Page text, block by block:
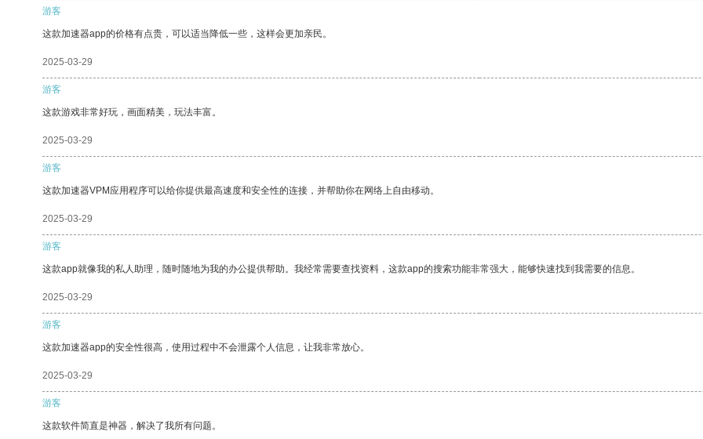
游客
这款加速器app的价格有点贵，可以适当降低一些，这样会更加亲民。
2025-03-29
游客
这款游戏非常好玩，画面精美，玩法丰富。
2025-03-29
游客
这款加速器VPM应用程序可以给你提供最高速度和安全性的连接，并帮助你在网络上自由移动。
2025-03-29
游客
这款app就像我的私人助理，随时随地为我的办公提供帮助。我经常需要查找资料，这款app的搜索功能非常强大，能够快速找到我需要的信息。
2025-03-29
游客
这款加速器app的安全性很高，使用过程中不会泄露个人信息，让我非常放心。
2025-03-29
游客
这款软件简直是神器，解决了我所有问题。